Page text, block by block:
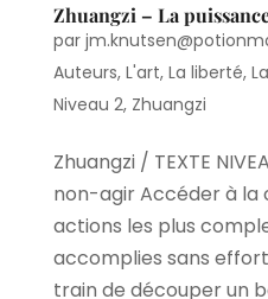
Zhuangzi – La
par
Auteurs, L'art, La liberté,
Niveau 2, Zhuangzi
Zhuangzi / TEXTE
non-agir Accéder à la
actions les plus
accomplies sans
train de découper un